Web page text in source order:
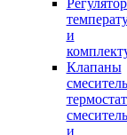
и
Клапаны
и